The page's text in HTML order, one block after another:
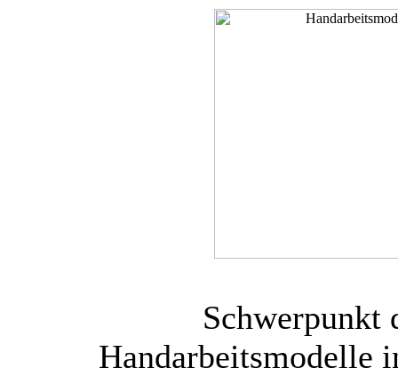
Schwerpunkt
Handarbeitsmodelle